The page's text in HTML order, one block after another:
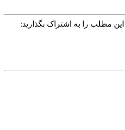
این مطلب را به اشتراک بگذارید: